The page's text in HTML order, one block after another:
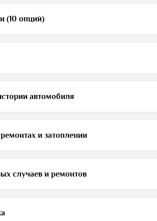
(10 опций)
автомобиля
и затоплении
случаев и ремонтов